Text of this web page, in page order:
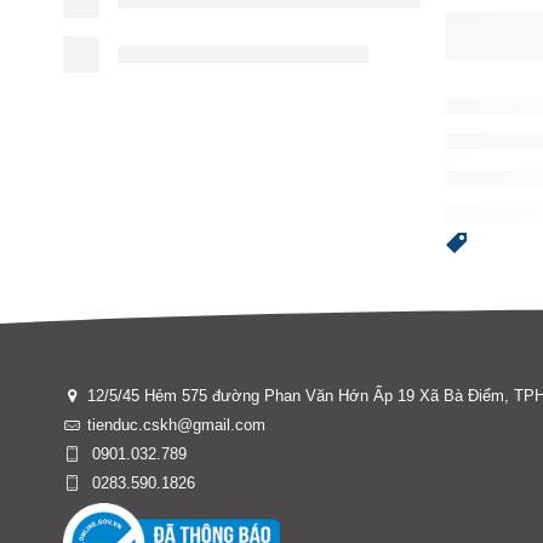
12/5/45 Hẻm 575 đường Phan Văn Hớn Ấp 19 Xã Bà Điểm,
tienduc.cskh@gmail.com
0901.032.789
0283.590.1826